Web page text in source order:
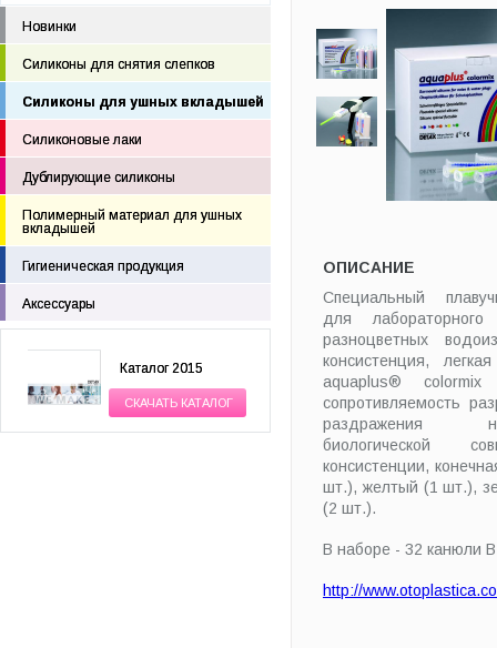
Новинки
Силиконы для снятия слепков
Силиконы для ушных вкладышей
Силиконовые лаки
Дублирующие силиконы
Полимерный материал для ушных
вкладышей
Гигиеническая продукция
Аксессуары
Каталог 2015
СКАЧАТЬ КАТАЛОГ
ОПИСАНИЕ
Специальный
для лабораторного
разноцветных
консистенция,
aquaplus® colormix
сопротивляемость
биологической
консистенции,
шт.), желтый (1 шт.),
(2 шт.).
В наборе - 32 канюли
http://